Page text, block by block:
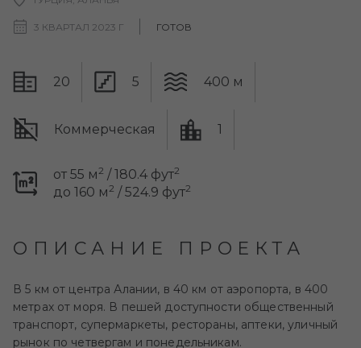
3 КВАРТАЛ 2023 Г ГОТОВ
20 5 400 м
Коммерческая 1
от 55 м2 / 180.4 фут2
до 160 м2 / 524.9 фут2
ОПИСАНИЕ ПРОЕКТА
В 5 км от центра Алании, в 40 км от аэропорта, в 400
метрах от моря. В пешей доступности общественный
транспорт, супермаркеты, рестораны, аптеки, уличный
рынок по четвергам и понедельникам.